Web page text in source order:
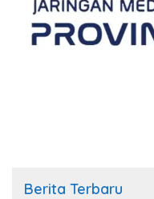
Berita Terbaru